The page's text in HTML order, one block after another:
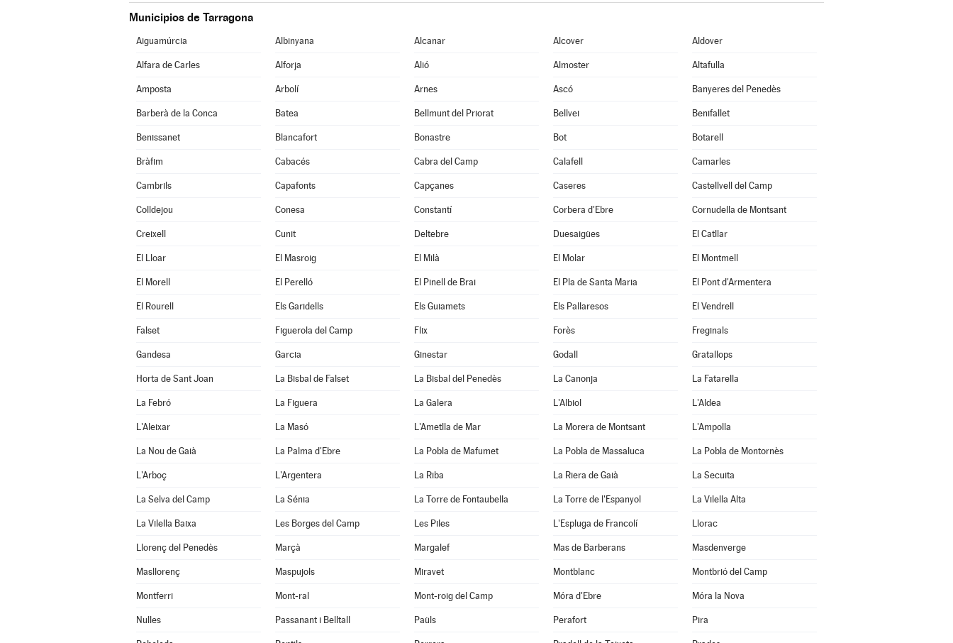
Municipios de Tarragona
Aiguamúrcia Albinyana Alcanar Alcover Aldover
Alfara de Carles Alforja Alió Almoster Altafulla
Amposta Arbolí Arnes Ascó Banyeres del Penedès
Barberà de la Conca Batea Bellmunt del Priorat Bellvei Benifallet
Benissanet Blancafort Bonastre Bot Botarell
Bràfim Cabacés Cabra del Camp Calafell Camarles
Cambrils Capafonts Capçanes Caseres Castellvell del Camp
Colldejou Conesa Constantí Corbera d'Ebre Cornudella de Montsant
Creixell Cunit Deltebre Duesaigües El Catllar
El Lloar El Masroig El Milà El Molar El Montmell
El Morell El Perelló El Pinell de Brai El Pla de Santa Maria El Pont d'Armentera
El Rourell Els Garidells Els Guiamets Els Pallaresos El Vendrell
Falset Figuerola del Camp Flix Forès Freginals
Gandesa Garcia Ginestar Godall Gratallops
Horta de Sant Joan La Bisbal de Falset La Bisbal del Penedès La Canonja La Fatarella
La Febró La Figuera La Galera L'Albiol L'Aldea
L'Aleixar La Masó L'Ametlla de Mar La Morera de Montsant L'Ampolla
La Nou de Gaià La Palma d'Ebre La Pobla de Mafumet La Pobla de Massaluca La Pobla de Montornès
L'Arboç L'Argentera La Riba La Riera de Gaià La Secuita
La Selva del Camp La Sénia La Torre de Fontaubella La Torre de l'Espanyol La Vilella Alta
La Vilella Baixa Les Borges del Camp Les Piles L'Espluga de Francolí Llorac
Llorenç del Penedès Marçà Margalef Mas de Barberans Masdenverge
Masllorenç Maspujols Miravet Montblanc Montbrió del Camp
Montferri Mont-ral Mont-roig del Camp Móra d'Ebre Móra la Nova
Nulles Passanant i Belltall Paüls Perafort Pira